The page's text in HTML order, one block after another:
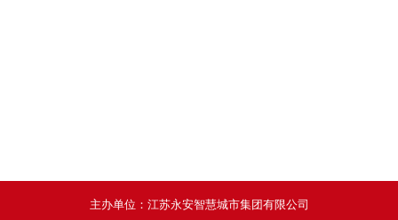
主办单位：江苏永安智慧城市集团有限公司